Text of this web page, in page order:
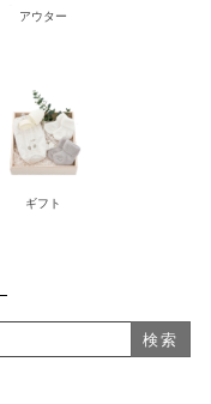
アウター
ギフト
検索